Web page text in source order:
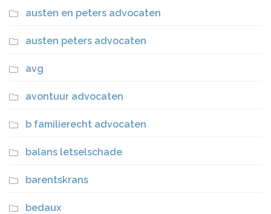
austen en peters advocaten
austen peters advocaten
avg
avontuur advocaten
b familierecht advocaten
balans letselschade
barentskrans
bedaux